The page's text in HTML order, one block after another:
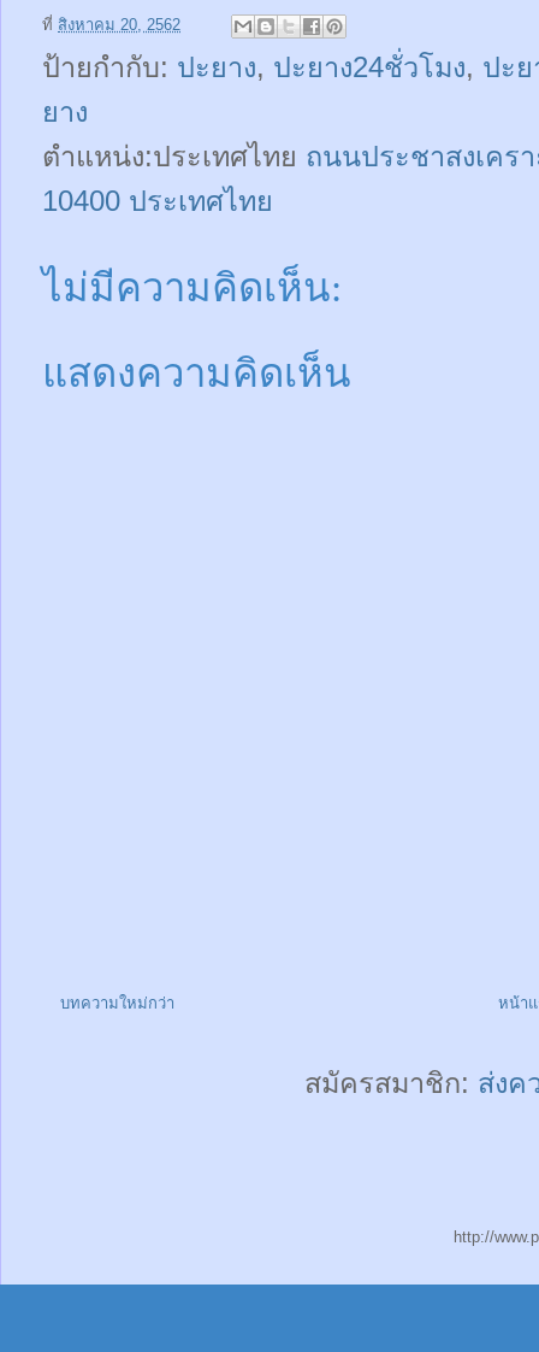
ที่ สิงหาคม 20, 2562
ป้ายกำกับ: ปะยาง, ปะยาง24ชั่วโมง, ปะ
ยาง
ตำแหน่ง:ประเทศไทย ถนนประชาสงเคร
10400 ประเทศไทย
ไม่มีความคิดเห็น:
แสดงความคิดเห็น
บทความใหม่กว่า หน้า
สมัครสมาชิก: ส่งค
http://